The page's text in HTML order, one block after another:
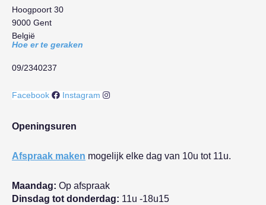
Hoogpoort 30
9000 Gent
België
Hoe er te geraken
09/2340237
Facebook Instagram
Openingsuren
Afspraak maken mogelijk elke dag van 10u tot 11u.
Maandag: Op afspraak
Dinsdag tot donderdag: 11u -18u15